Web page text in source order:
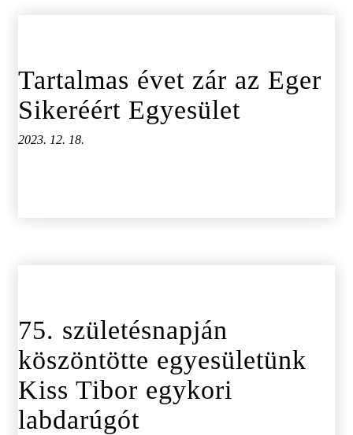
Tartalmas évet zár az Eger
Sikeréért Egyesület
2023. 12. 18.
75. születésnapján
köszöntötte egyesületünk
Kiss Tibor egykori
labdarúgót